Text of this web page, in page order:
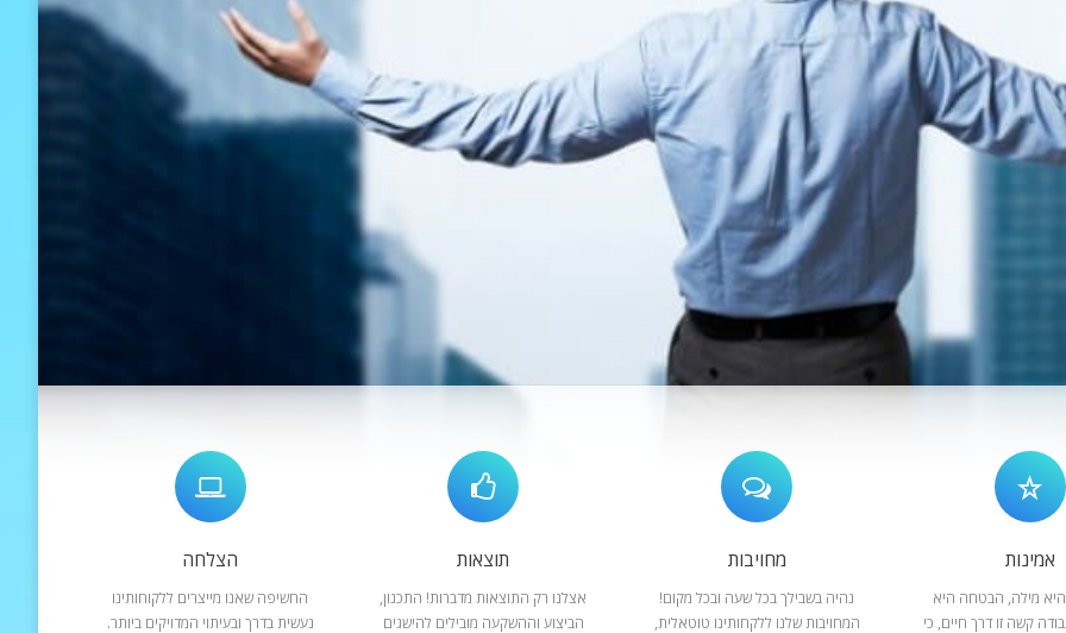
אמינות
היא מילה, הבטחה היא
קשה זו דרך חיים, כי
מחויבות
נהיה בשבילך בכל שעה ובכל מקום!
המחויבות שלנו ללקחותינו טוטאלית,
תוצאות
אצלנו רק התוצאות מדברות! התכנון,
הביצוע וההשקעה מובילים להישגים
הצלחה
החשיפה שאנו מייצרים ללקוחותינו
נעשית בדרך ובעיתוי המדויקים ביותר.